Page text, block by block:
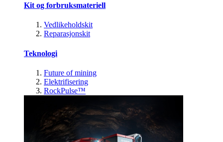
Kit og forbruksmateriell
Vedlikeholdskit
Reparasjonskit
Teknologi
Future of mining
Elektrifisering
RockPulse™